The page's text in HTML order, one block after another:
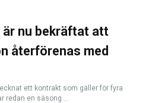
är nu bekräftat att
återförenas med
ett kontrakt som gäller för fyra
redan en säsong ...